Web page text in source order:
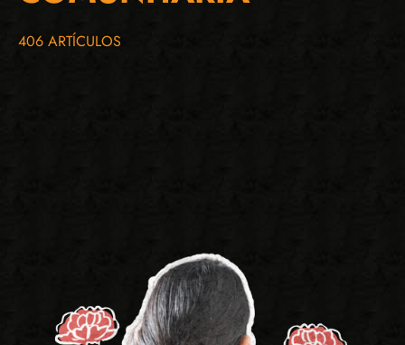
406 ARTÍCULOS